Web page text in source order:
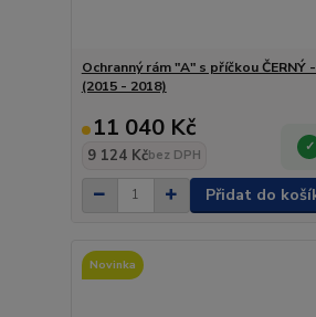
Ochranný rám "A" s příčkou ČERNÝ
(2015 - 2018)
11 040 Kč
9 124 Kčbez DPH
Přidat do
Novinka